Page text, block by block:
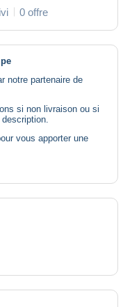
0 offre
notre partenaire de
si non livraison ou si
vous apporter une